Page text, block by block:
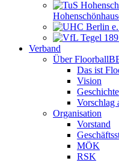
Verband
Über
Das ist
Vision
Geschichte
Vorschlag
Organisation
Vorstand
MÖK
RSK